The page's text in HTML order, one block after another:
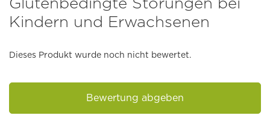
Kindern und Erwachsenen
Dieses Produkt wurde noch nicht bewertet.
Bewertung abgeben